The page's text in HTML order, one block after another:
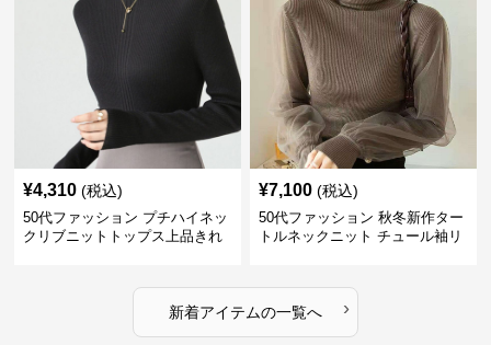
¥4,310 (税込)
50代ファッション プチハイネッ
クリブニットトップス上品きれ
¥7,100 (税込)
50代ファッション 秋冬新作ター
トルネックニット チュール袖リ
新着アイテムの一覧へ ›